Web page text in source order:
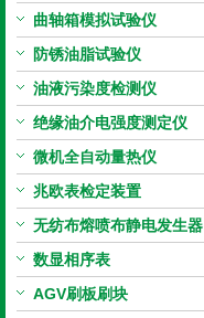
曲轴箱模拟试验仪
防锈油脂试验仪
油液污染度检测仪
绝缘油介电强度测定仪
微机全自动量热仪
兆欧表检定装置
无纺布熔喷布静电发生器
数显相序表
AGV刷板刷块